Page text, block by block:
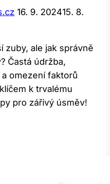
16. 9. 202415. 8.
zuby, ale jak správně
Častá údržba,
omezení faktorů
k trvalému
pro zářivý úsměv!